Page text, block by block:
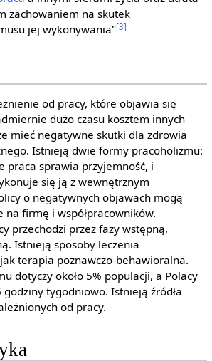
zachowaniem na skutek
jej wykonywania"[3]
od pracy, które objawia się
dużo czasu kosztem innych
mieć negatywne skutki dla zdrowia
Istnieją dwie formy pracoholizmu:
praca sprawia przyjemność, i
się ją z wewnętrznym
o negatywnych objawach mogą
na firmę i współpracowników.
przechodzi przez fazy wstępną,
Istnieją sposoby leczenia
terapia poznawczo-behawioralna.
dotyczy około 5% populacji, a Polacy
tygodniowo. Istnieją źródła
od pracy.